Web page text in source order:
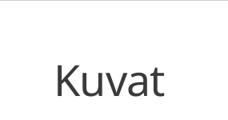
Kuvat